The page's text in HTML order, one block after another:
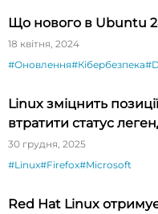
Що нового в Ubuntu
18 квітня, 2024
#Оновлення#Кібербезпека
Linux зміцнить
втратити статус
30 грудня, 2025
#Linux#Firefox#Microsoft
Red Hat Linux